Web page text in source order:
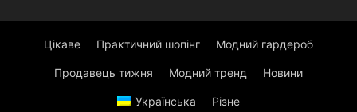
Цікаве Практичний шопінг Модний гардероб
Продавець тижня Модний тренд Новини
Українська Різне